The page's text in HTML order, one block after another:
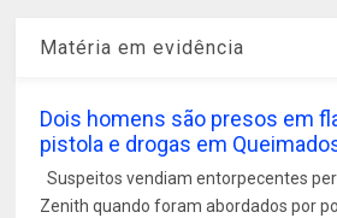
Matéria em evidência
Dois homens são presos em
pistola e drogas em
Suspeitos vendiam entorpecentes
Zenith quando foram abordados por